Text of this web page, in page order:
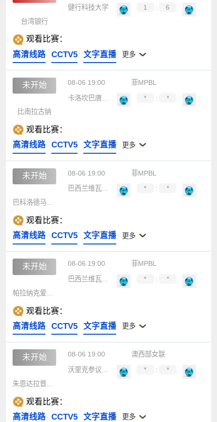
健行科技大学
1 :
6
台湾银行
观看比赛：
高清线路
CCTV5 文字直播 更多
未开始 08-06 19:00
菲MPBL
卡洛坎巴唐坎卡洛
* :
*
比南拉古纳
观看比赛：
高清线路
CCTV5 文字直播 更多
未开始 08-06 19:00
菲MPBL
巴西兰维瓦领航
* :
*
观看比赛：
高清线路
CCTV5 文字直播 更多
未开始 08-06 19:00
菲MPBL
巴西兰维瓦领航
* :
*
观看比赛：
高清线路
CCTV5 文字直播 更多
未开始 08-06 19:00
澳西部女联
* :
*
观看比赛：
高清线路
CCTV5 文字直播 更多